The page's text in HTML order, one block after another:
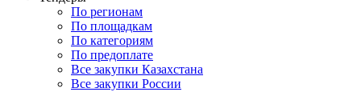
По регионам
По площадкам
По категориям
По предоплате
Все закупки Казахстана
Все закупки России